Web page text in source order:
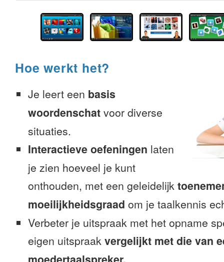
Hoe werkt het?
Je leert een basis
woordenschat voor diverse
situaties.
Interactieve oefeningen laten
je zien hoeveel je kunt
onthouden, met een geleidelijk
moeilijkheidsgraad om je taalkennis
Verbeter je uitspraak met het opname
eigen uitspraak vergelijkt met die van